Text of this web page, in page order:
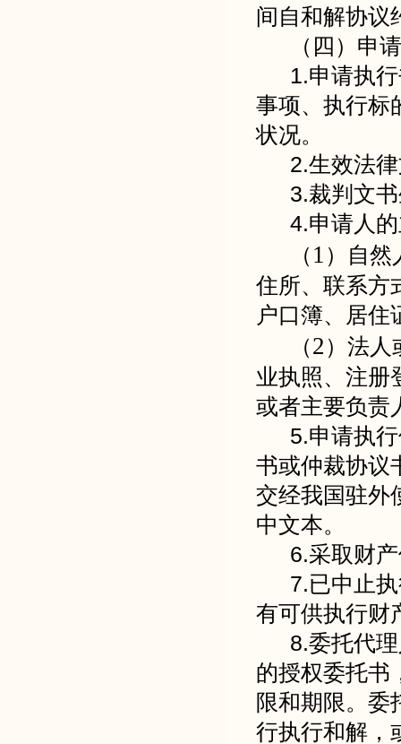
间自和解协议
（四）申
1.申请执
事项、执行标
状况。
2.生效法
3.裁判文
4.申请人
（ 1 ）自然
住所、联系方
户口簿、居住
（2 ）法人
业执照、注册
或者主要负责
5.申请执
书或仲裁协议
交经我国驻外
中文本。
6.采取财
7.已中止
有可供执行财
8.委托代
的授权委托书
限和期限。委
行执行和解，